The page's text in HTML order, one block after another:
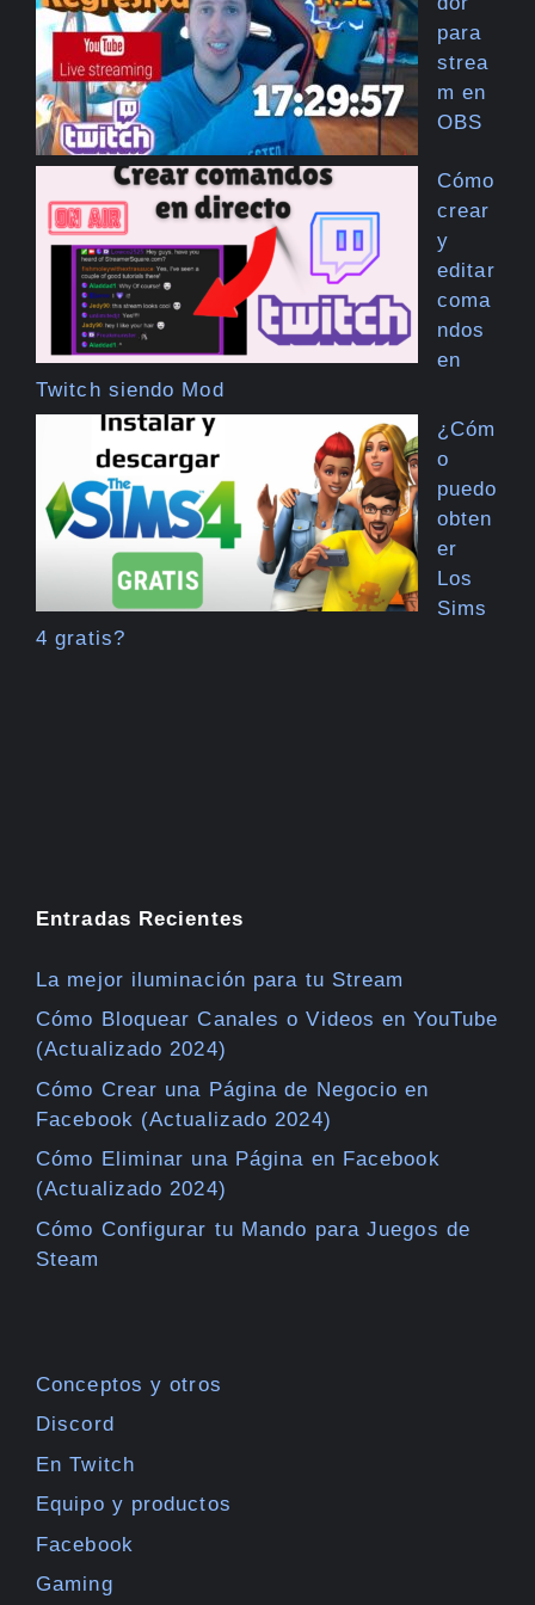
para
strea
m en
OBS
Cómo
crear
y
editar
coma
ndos
en
Twitch siendo Mod
¿Cóm
o
puedo
obten
er
Los
Sims
4 gratis?
Entradas Recientes
La mejor iluminación para tu Stream
Cómo Bloquear Canales o Videos en YouTube
(Actualizado 2024)
Cómo Crear una Página de Negocio en
Facebook (Actualizado 2024)
Cómo Eliminar una Página en Facebook
(Actualizado 2024)
Cómo Configurar tu Mando para Juegos de
Steam
Conceptos y otros
Discord
En Twitch
Equipo y productos
Facebook
Gaming